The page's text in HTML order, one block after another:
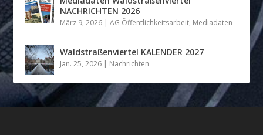
NACHRICHTEN 2026
März 9, 2026 |AG Öffentlichkeitsarbeit, Mediadaten
Waldstraßenviertel KALENDER 2027
Jan. 25, 2026 | Nachrichten